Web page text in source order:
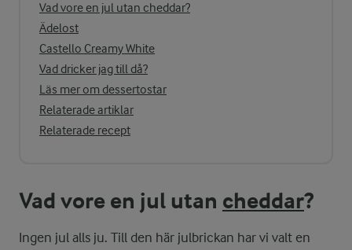
Vad vore en jul utan cheddar?
Ädelost
Castello Creamy White
Vad dricker jag till då?
Läs mer om dessertostar
Relaterade artiklar
Relaterade recept
Vad vore en jul utan cheddar?
Ingen jul alls ju. Till den här julbrickan har vi valt en